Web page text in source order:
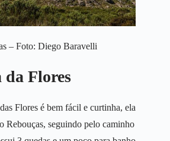
– Foto: Diego Baravelli
da Flores
Flores é bem fácil e curtinha, ela
Rebouças, seguindo pelo caminho